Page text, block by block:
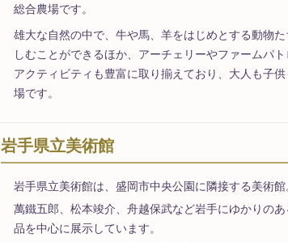
総合農場です。
雄大な自然の中で、牛や馬、羊をはじめとする動物
しむことができるほか、アーチェリーやファームパ
アクティビティも豊富に取り揃えており、大人も子
場です。
岩手県立美術館
岩手県立美術館は、盛岡市中央公園に隣接する美術館
萬鐵五郎、松本竣介、舟越保武など岩手にゆかりの
品を中心に展示しています。